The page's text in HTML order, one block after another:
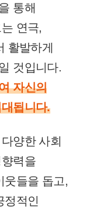
통해
연극,
활발하게
것입니다.
자신의
됩니다.
양한 사회
력을
웃들을 돕고,
정적인